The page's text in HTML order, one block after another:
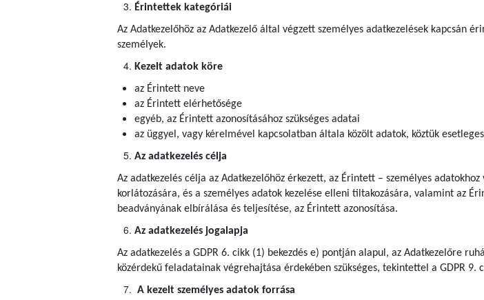
Érintettek kategóriái
Az Adatkezelőhöz az Adatkezelő által végzett személyes adatkezelések kapcsán
személyek.
Kezelt adatok köre
az Érintett neve
az Érintett elérhetősége
egyéb, az Érintett azonosításához szükséges adatai
az üggyel, vagy kérelmével kapcsolatban általa közölt adatok, köztük
Az adatkezelés célja
Az adatkezelés célja az Adatkezelőhöz érkezett, az Érintett – személyes
korlátozására, és a személyes adatok kezelése elleni tiltakozására, valamint az
beadványának elbírálása és teljesítése, az Érintett azonosítása.
Az adatkezelés jogalapja
Az adatkezelés a GDPR 6. cikk (1) bekezdés e) pontján alapul, az Adatkezelőre
közérdekű feladatainak végrehajtása érdekében szükséges, tekintettel a GDPR
A kezelt személyes adatok forrása